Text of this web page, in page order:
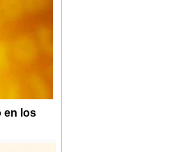
en los